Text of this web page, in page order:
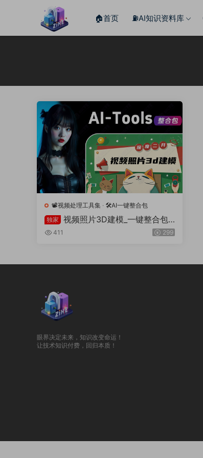
🏠首页 ⛽️AI知识资料库
📽️视频处理工具集 · 🛠️AI一键整合包
独家
视频照片3D建模_一键整合包
(自主二开)
411 299
眼界决定未来，知识改变命运！
让技术知识付费，回归本质！